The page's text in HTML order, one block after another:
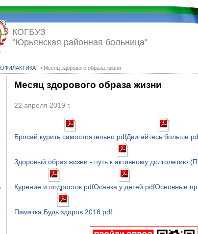
◦ Месяц здорового образа жизни
КОГБУЗ
"Юрьянская районная больница"
Месяц здорового образа жизни
22 апреля 2019 г.
Бросай курить самостоятельно.pdfДвигайтесь
Здоровый образ жизни - путь к активному долголетию
Курение и подросток.pdfОсанка у детей.pdfОсновные
Памятка Будь здоров 2018.pdf